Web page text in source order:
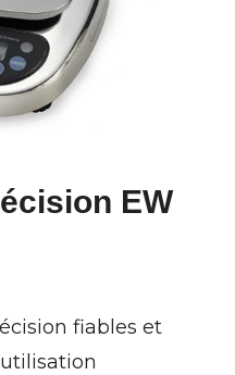
EW
fiables et